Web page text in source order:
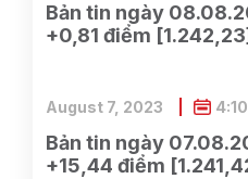
Bản tin ngày
+0,81 điểm
Bản tin ngày
+15,44 điểm
August 7, 2023